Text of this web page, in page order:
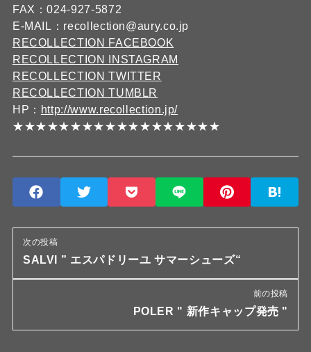
FAX：024-927-5872
E-MAIL：recollection@aury.co.jp
RECOLLECTION FACEBOOK
RECOLLECTION INSTAGRAM
RECOLLECTION TWITTER
RECOLLECTION TUMBLR
HP： http://www.recollection.jp/
★★★★★★★★★★★★★★★★★★
次の投稿
SALVI ” エスパドリーユ サマーシューズ“
前の投稿
POLER " 新作キャップ発売 "